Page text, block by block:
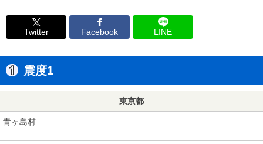
Twitter Facebook LINE
震度1
東京都
青ヶ島村